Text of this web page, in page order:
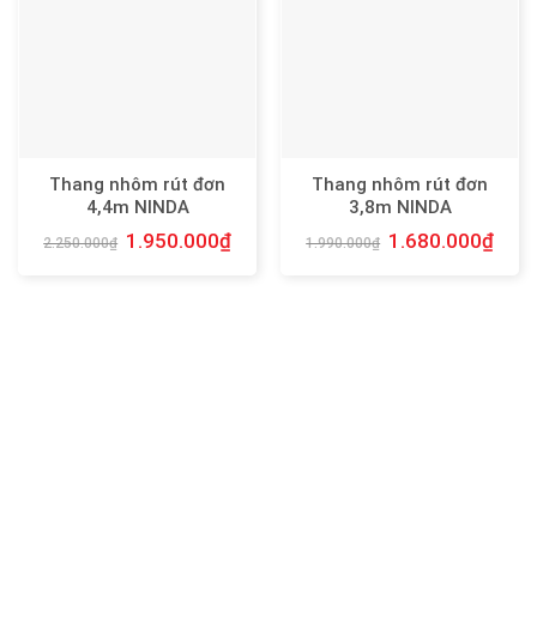
Thang nhôm rút đơn
4,4m NINDA
2.250.000₫ 1.950.000₫
Thang nhôm rút đơn
3,8m NINDA
1.990.000₫ 1.680.000₫